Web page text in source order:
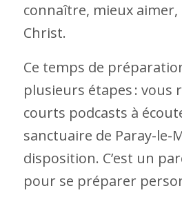
connaître, mieux
Christ.
Ce temps de
plusieurs étapes : vous
courts podcasts à
sanctuaire de Paray-le-
disposition. C’est un
pour se préparer